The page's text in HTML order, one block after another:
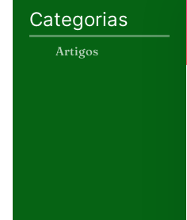
Categorias
Artigos